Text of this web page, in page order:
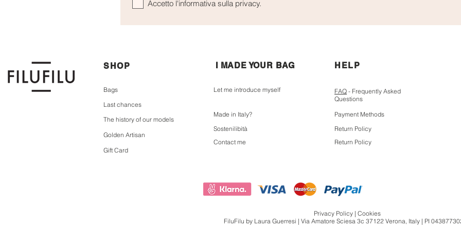
Accetto l'informativa sulla privacy.
SHOP I MADE YOUR BAG
Bags
Last chances
The history of our models
Golden Artisan
Gift Card
Let me introduce myself
Made in Italy?
Sostenilibità
Contact me
HELP
FAQ - Frequently Asked
Questions
Payment Methods
Return Policy
Return Policy
Privacy Policy| Cookies
FiluFilu by Laura Guerresi | Via Amatore Sciesa 3c 37122 Verona, Italy | PI